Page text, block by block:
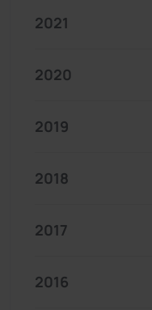
2021
2020
2019
2018
2017
2016